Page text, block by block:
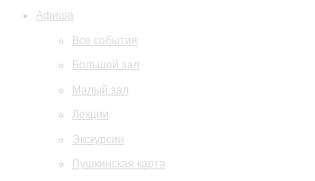
Афиша
Все события
Большой зал
Малый зал
Лекции
Экскурсии
Пушкинская карта